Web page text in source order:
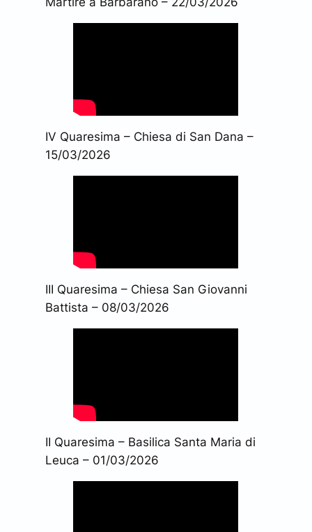
IV Quaresima – Chiesa di San Dana –
15/03/2026
III Quaresima – Chiesa San Giovanni
Battista – 08/03/2026
II Quaresima – Basilica Santa Maria di
Leuca – 01/03/2026